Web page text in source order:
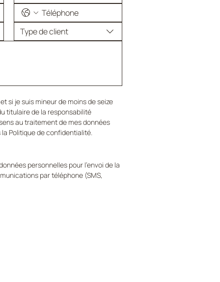
Type de client
si je suis mineur de moins de seize
titulaire de la responsabilité
au traitement de mes données
Politique de confidentialité.
personnelles pour l'envoi de la
par téléphone (SMS,